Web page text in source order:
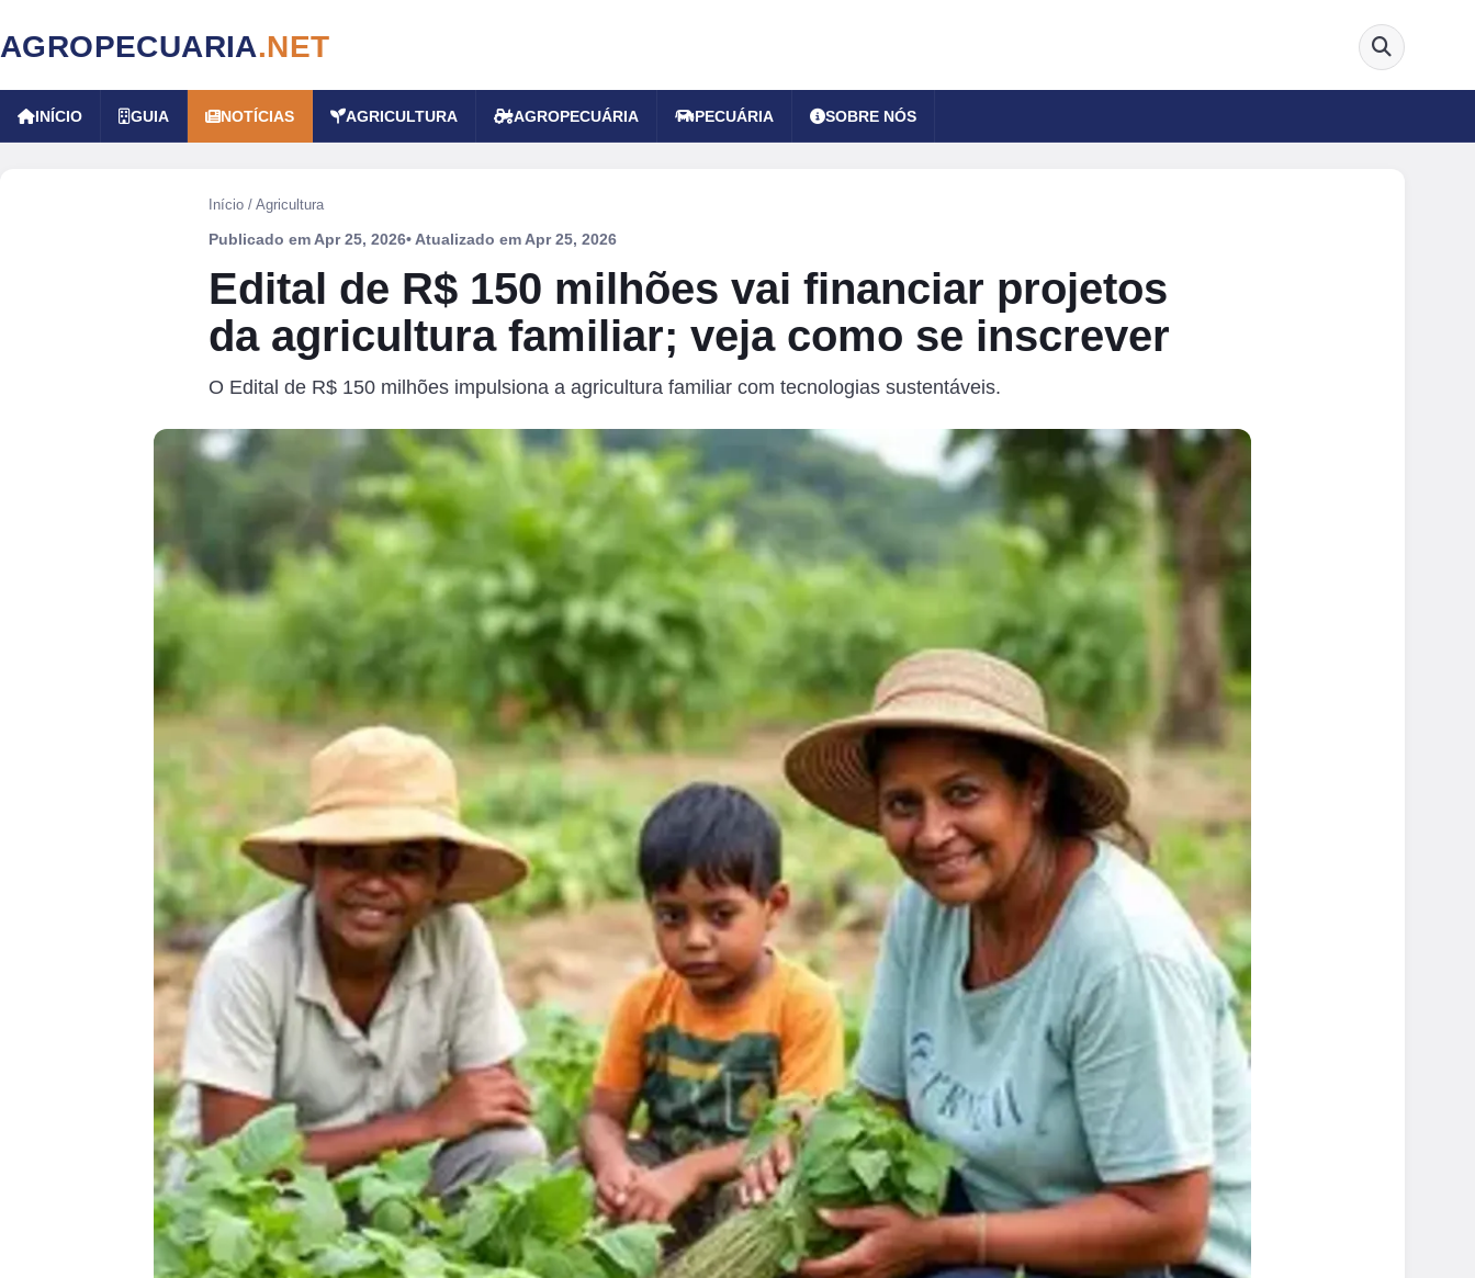
AGROPECUARIA.NET
INÍCIO GUIA NOTÍCIAS AGRICULTURA AGROPECUÁRIA PECUÁRIA SOBRE NÓS
Início / Agricultura
Publicado em Apr 25, 2026• Atualizado em Apr 25, 2026
Edital de R$ 150 milhões vai financiar projetos
da agricultura familiar; veja como se inscrever
O Edital de R$ 150 milhões impulsiona a agricultura familiar com tecnologias sustentáveis.